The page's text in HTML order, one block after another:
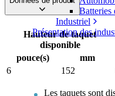
Batteries
Industriel
Présentation des
Hauteur de taquet
disponible
pouce(s)
mm
6
152
Les taquets sont